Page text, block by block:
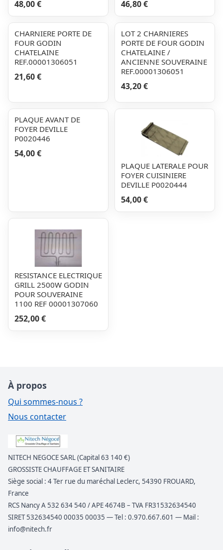
48,00 € 46,80 €
CHARNIERE PORTE DE
FOUR GODIN
CHATELAINE
REF.00001306051
21,60 €
LOT 2 CHARNIERES
PORTE DE FOUR GODIN
CHATELAINE /
ANCIENNE SOUVERAINE
REF.00001306051
43,20 €
PLAQUE AVANT DE
FOYER DEVILLE
P0020446
54,00 €
PLAQUE LATERALE POUR
FOYER CUISINIERE
DEVILLE P0020444
54,00 €
RESISTANCE ELECTRIQUE
GRILL 2500W GODIN
POUR SOUVERAINE
1100 REF 00001307060
252,00 €
À propos
Qui sommes-nous ?
Nous contacter
NITECH NEGOCE SARL (Capital 63 140 €)
GROSSISTE CHAUFFAGE ET SANITAIRE
Siège social : 4 Ter rue du maréchal Leclerc, 54390 FROUARD,
France
RCS Nancy A 532 634 540 / APE 4674B – TVA FR31532634540
SIRET 532634540 00035 00035 — Tel : 0.970.667.601 — Mail :
info@nitech.fr